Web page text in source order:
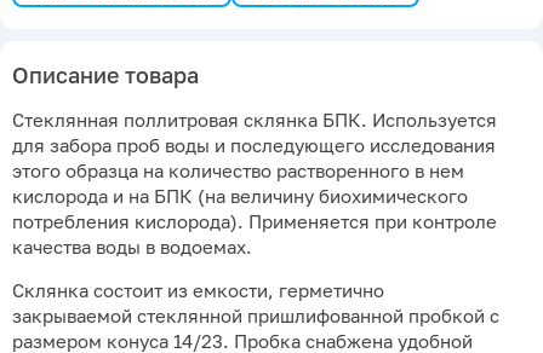
Описание товара
Стеклянная поллитровая склянка БПК. Используется
для забора проб воды и последующего исследования
этого образца на количество растворенного в нем
кислорода и на БПК (на величину биохимического
потребления кислорода). Применяется при контроле
качества воды в водоемах.
Склянка состоит из емкости, герметично
закрываемой стеклянной пришлифованной пробкой с
размером конуса 14/23. Пробка снабжена удобной